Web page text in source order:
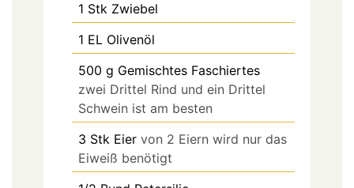
1 Stk Zwiebel
1 EL Olivenöl
500 g Gemischtes Faschiertes
zwei Drittel Rind und ein Drittel
Schwein ist am besten
3 Stk Eier von 2 Eiern wird nur das
Eiweiß benötigt